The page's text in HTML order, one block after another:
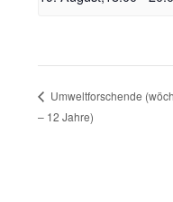
Umweltforschende
– 12 Jahre)